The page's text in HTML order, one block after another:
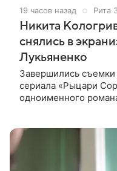
19 часов назад Рита
Никита
снялись в
Лукьяненко
Завершились съемки
сериала «Рыцари
одноименного